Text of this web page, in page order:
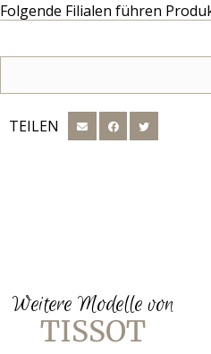
Folgende Filialen führen
TEILEN
Weitere Modelle von
TISSOT